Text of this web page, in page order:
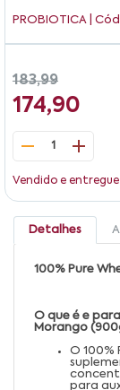
PROBIOTICA |
183,99
174,90
1
Vendido e
Detalhes
100% Pure
O que é e
Morango
O 100%
para